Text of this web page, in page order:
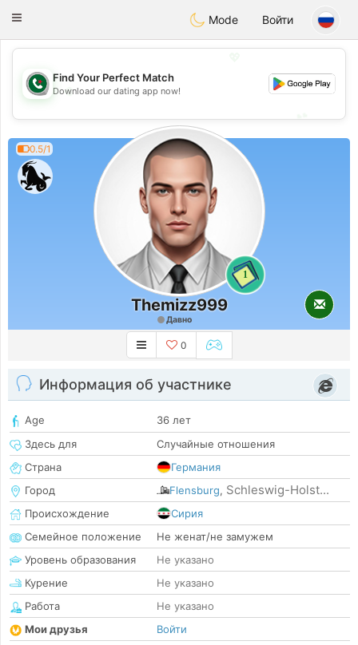
Weshrak
Toggle
Mode Войти
💖
💕
Find Your Perfect Match
Download our dating app now!
0.5/1
1
Themizz999
Давно
0
Информация об участнике
Age
36 лет
Здесь для
Случайные отношения
Страна
Германия
Город
Flensburg, Schleswig-Holst...
Происхождение
Сирия
Семейное положение
Не женат/не замужем
Уровень образования
Не указано
Курение
Не указано
Работа
Не указано
Мои друзья
Войти